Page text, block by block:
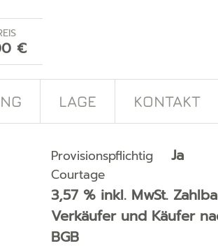
€
LAGE KONTAKT
Provisionspflichtig Ja
Courtage
3,57 % inkl. MwSt.
Verkäufer und Käufer
BGB